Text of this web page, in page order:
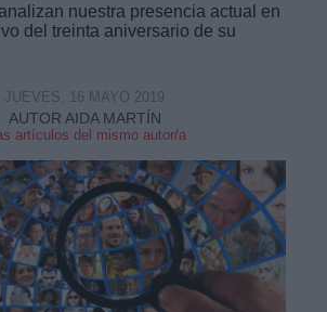
nuestra presencia actual en
del treinta aniversario de su
AUTOR AIDA MARTÍN
artículos del mismo autor/a
JUEVES, 16 MAYO 2019
link